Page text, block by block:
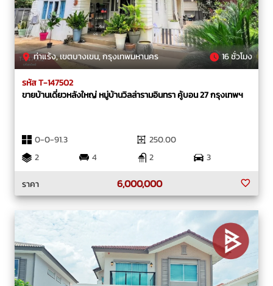
ท่าแร้ง, เขตบางเขน, กรุงเทพมหานคร 16 ชั่วโมง
รหัส T-147502
ขายบ้านเดี่ยวหลังใหญ่ หมู่บ้านวิลล่ารามอินทรา คู้บอน 27 กรุงเทพฯ
0-0-91.3
250.00
2
4 2
3
ราคา
6,000,000